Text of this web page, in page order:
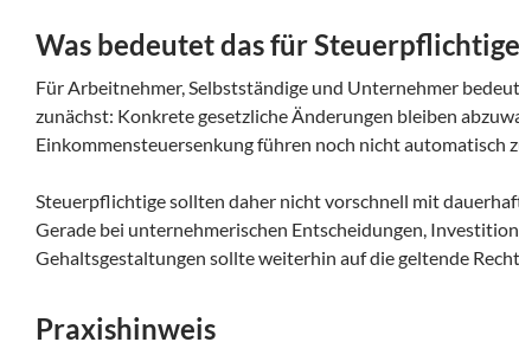
Was bedeutet das für
Für Arbeitnehmer, Selbstständige und Unternehmer
zunächst: Konkrete gesetzliche Änderungen bleiben
Einkommensteuersenkung führen noch nicht automatisch
Steuerpflichtige sollten daher nicht vorschnell mit
Gerade bei unternehmerischen Entscheidungen,
Gehaltsgestaltungen sollte weiterhin auf die geltende
Praxishinweis